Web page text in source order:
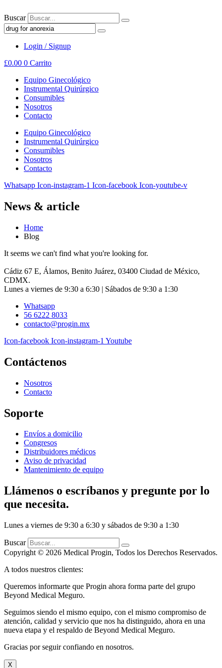
al
contenido
Buscar
Login / Signup
£0.00 0 Carrito
Equipo Ginecológico
Instrumental Quirúrgico
Consumibles
Nosotros
Contacto
Equipo Ginecológico
Instrumental Quirúrgico
Consumibles
Nosotros
Contacto
Whatsapp Icon-instagram-1 Icon-facebook Icon-youtube-v
News & article
Home
Blog
It seems we can't find what you're looking for.
Cádiz 67 E, Álamos, Benito Juárez, 03400 Ciudad de México,
CDMX.
Lunes a viernes de 9:30 a 6:30 | Sábados de 9:30 a 1:30
Whatsapp
56 6222 8033
contacto@progin.mx
Icon-facebook Icon-instagram-1 Youtube
Contáctenos
Nosotros
Contacto
Soporte
Envíos a domicilio
Congresos
Distribuidores médicos
Aviso de privacidad
Mantenimiento de equipo
Llámenos o escríbanos y pregunte por lo
que necesita.
Lunes a viernes de 9:30 a 6:30 y sábados de 9:30 a 1:30
Buscar
Copyright © 2026 Medical Progin, Todos los Derechos Reservados.
A todos nuestros clientes:
Queremos informarte que Progin ahora forma parte del grupo
Beyond Medical Meguro.
Seguimos siendo el mismo equipo, con el mismo compromiso de
atención, calidad y servicio que nos ha distinguido, ahora en una
nueva etapa y el respaldo de Beyond Medical Meguro.
Gracias por seguir confiando en nosotros.
X